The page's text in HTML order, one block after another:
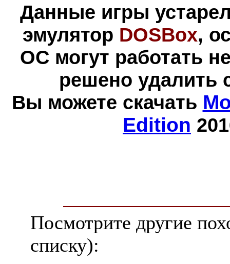
Данные игры
эмулятор DOSBox,
ОС могут работать
решено удалить
Вы можете скачать
Edition
Посмотрите другие
списку):